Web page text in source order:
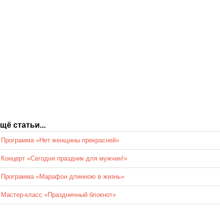
статьи...
Программа «Нет женщины прекрасней»
Концерт «Сегодня праздник для мужчин!»
Программа «Марафон длинною в жизнь»
Мастер-класс «Праздничный блокнот»